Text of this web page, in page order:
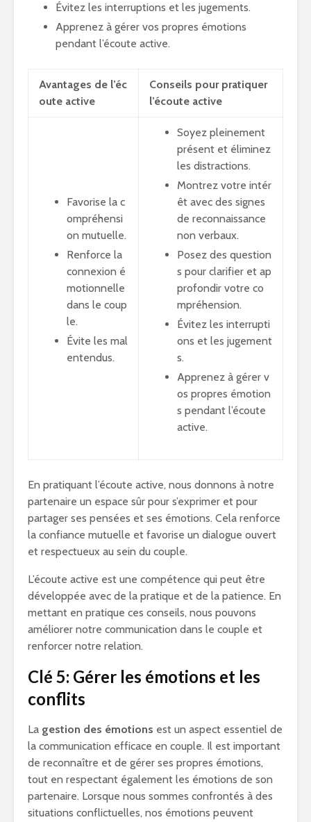
Évitez les interruptions et les jugements.
Apprenez à gérer vos propres émotions
pendant l’écoute active.
Avantages de l’éc
oute active
Conseils pour pratiquer
l’écoute active
Favorise la c
ompréhensi
on mutuelle.
Renforce la
connexion é
motionnelle
dans le coup
le.
Évite les mal
entendus.
Soyez pleinement
présent et éliminez
les distractions.
Montrez votre intér
êt avec des signes
de reconnaissance
non verbaux.
Posez des question
s pour clarifier et ap
profondir votre co
mpréhension.
Évitez les interrupti
ons et les jugement
s.
Apprenez à gérer v
os propres émotion
s pendant l’écoute
active.
En pratiquant l’écoute active, nous donnons à notre
partenaire un espace sûr pour s’exprimer et pour
partager ses pensées et ses émotions. Cela renforce
la confiance mutuelle et favorise un dialogue ouvert
et respectueux au sein du couple.
L’écoute active est une compétence qui peut être
développée avec de la pratique et de la patience. En
mettant en pratique ces conseils, nous pouvons
améliorer notre communication dans le couple et
renforcer notre relation.
Clé 5: Gérer les émotions et les
conflits
La gestion des émotions est un aspect essentiel de
la communication efficace en couple. Il est important
de reconnaître et de gérer ses propres émotions,
tout en respectant également les émotions de son
partenaire. Lorsque nous sommes confrontés à des
situations conflictuelles, nos émotions peuvent